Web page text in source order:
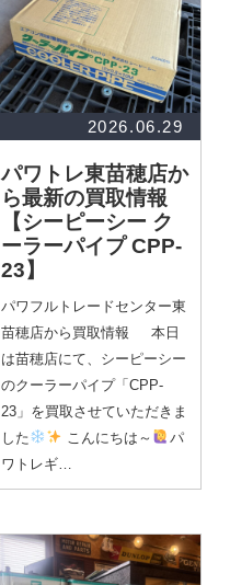
2026.06.29
パワトレ東苗穂店か
ら最新の買取情報
【シーピーシー ク
ーラーパイプ CPP-
23】
パワフルトレードセンター東
苗穂店から買取情報 本日
は苗穂店にて、シーピーシー
のクーラーパイプ「CPP-
23」を買取させていただきま
した
こんにちは～
パ
ワトレギ…